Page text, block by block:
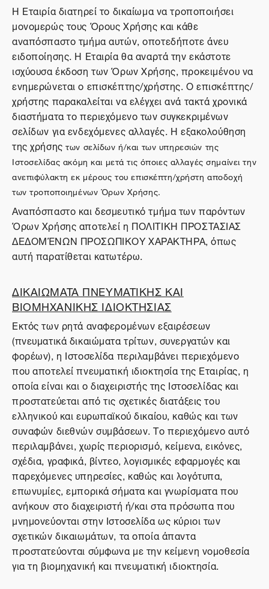
Η Εταιρία διατηρεί το δικαίωμα να τροποποιήσει
μονομερώς τους Όρους Χρήσης και κάθε
αναπόσπαστο τμήμα αυτών, οποτεδήποτε άνευ
ειδοποίησης. Η Εταιρία θα αναρτά την εκάστοτε
ισχύουσα έκδοση των Όρων Χρήσης, προκειμένου να
ενημερώνεται ο επισκέπτης/χρήστης. Ο επισκέπτης/
χρήστης παρακαλείται να ελέγχει ανά τακτά χρονικά
διαστήματα το περιεχόμενο των συγκεκριμένων
σελίδων για ενδεχόμενες αλλαγές. Η εξακολούθηση
της χρήσηςτων σελίδων ή/και των υπηρεσιών της
Ιστοσελίδας ακόμη και μετά τις όποιες αλλαγές σημαίνει την
ανεπιφύλακτη εκ μέρους του επισκέπτη/χρήστη αποδοχή
των τροποποιημένων Όρων Χρήσης.
Αναπόσπαστο και δεσμευτικό τμήμα των παρόντων
Όρων Χρήσης αποτελεί η ΠΟΛΙΤΙΚΗ ΠΡΟΣΤΑΣΙΑΣ
ΔΕΔΟΜΈΝΩΝ ΠΡΟΣΩΠΙΚΟΥ ΧΑΡΑΚΤΗΡΑ, όπως
αυτή παρατίθεται κατωτέρω.
ΔΙΚΑΙΩΜΑΤΑ ΠΝΕΥΜΑΤΙΚΗΣ ΚΑΙ
ΒΙΟΜΗΧΑΝΙΚΗΣ ΙΔΙΟΚΤΗΣΙΑΣ
Εκτός των ρητά αναφερομένων εξαιρέσεων
(πνευματικά δικαιώματα τρίτων, συνεργατών και
φορέων), η Ιστοσελίδα περιλαμβάνει περιεχόμενο
που αποτελεί πνευματική ιδιοκτησία της Εταιρίας, η
οποία είναι και ο διαχειριστής της Ιστοσελίδας και
προστατεύεται από τις σχετικές διατάξεις του
ελληνικού και ευρωπαϊκού δικαίου, καθώς και των
συναφών διεθνών συμβάσεων. Το περιεχόμενο αυτό
περιλαμβάνει, χωρίς περιορισμό, κείμενα, εικόνες,
σχέδια, γραφικά, βίντεο, λογισμικές εφαρμογές και
παρεχόμενες υπηρεσίες, καθώς και λογότυπα,
επωνυμίες, εμπορικά σήματα και γνωρίσματα που
ανήκουν στο διαχειριστή ή/και στα πρόσωπα που
μνημονεύονται στην Ιστοσελίδα ως κύριοι των
σχετικών δικαιωμάτων, τα οποία άπαντα
προστατεύονται σύμφωνα με την κείμενη νομοθεσία
για τη βιομηχανική και πνευματική ιδιοκτησία.